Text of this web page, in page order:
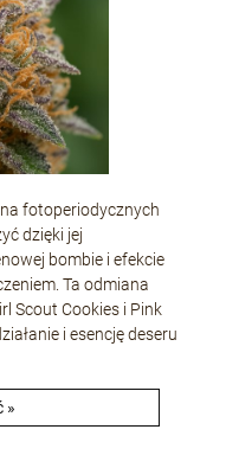
fotoperiodycznych
dzięki jej
bombie i efekcie
Ta odmiana
Scout Cookies i Pink
i esencję deseru
»